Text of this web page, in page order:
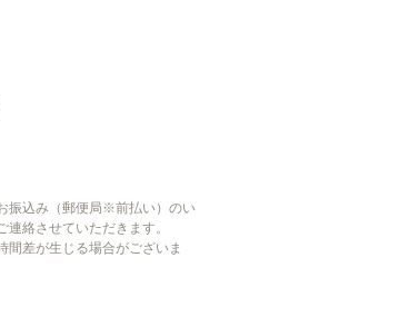
振込み（郵便局※前払い）のい
絡させていただきます。
差が生じる場合がございま